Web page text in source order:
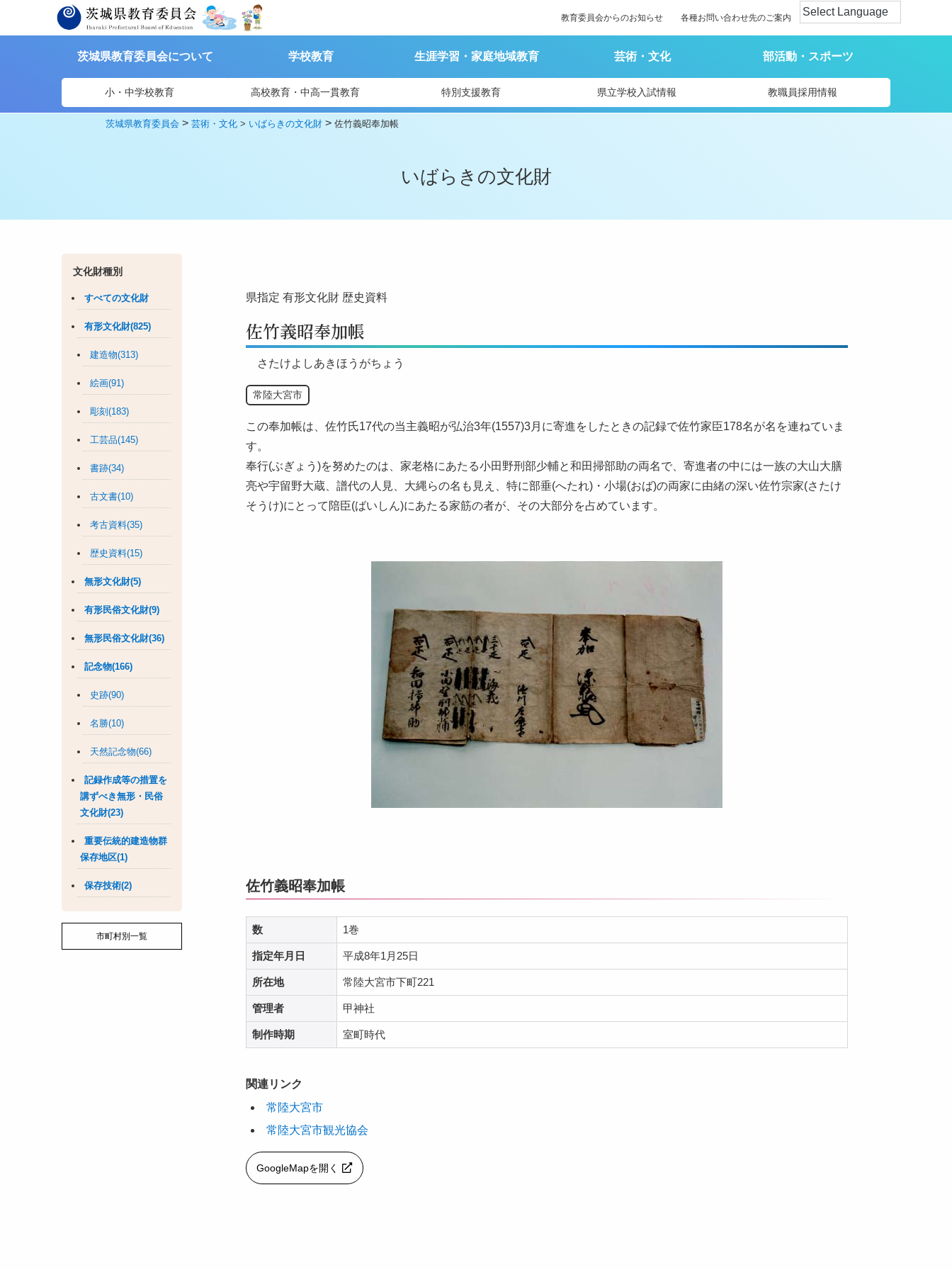
教育委員会からのお知らせ 各種お問い合わせ先のご案内
茨城県教育委員会について 学校教育 生涯学習・家庭地域教育 芸術・文化 部活動・スポーツ
小・中学校教育 高校教育・中高一貫教育 特別支援教育 県立学校入試情報 教職員採用情報
茨城県教育委員会 >芸術・文化 > いばらきの文化財 >佐竹義昭奉加帳
いばらきの文化財
文化財種別
すべての文化財
有形文化財(825)
建造物(313)
絵画(91)
彫刻(183)
工芸品(145)
書跡(34)
古文書(10)
考古資料(35)
歴史資料(15)
無形文化財(5)
有形民俗文化財(9)
無形民俗文化財(36)
記念物(166)
史跡(90)
名勝(10)
天然記念物(66)
記録作成等の措置を
講ずべき無形・民俗
文化財(23)
重要伝統的建造物群
保存地区(1)
保存技術(2)
市町村別一覧
県指定 有形文化財 歴史資料
佐竹義昭奉加帳
さたけよしあきほうがちょう
常陸大宮市
この奉加帳は、佐竹氏17代の当主義昭が弘治3年(1557)3月に寄進をしたときの記録で佐竹家臣178名が名を連ねていま
す。
奉行(ぶぎょう)を努めたのは、家老格にあたる小田野刑部少輔と和田掃部助の両名で、寄進者の中には一族の大山大膳
亮や宇留野大蔵、譜代の人見、大縄らの名も見え、特に部垂(へたれ)・小場(おば)の両家に由緒の深い佐竹宗家(さたけ
そうけ)にとって陪臣(ばいしん)にあたる家筋の者が、その大部分を占めています。
佐竹義昭奉加帳
数 1巻
指定年月日 平成8年1月25日
所在地 常陸大宮市下町221
管理者 甲神社
制作時期 室町時代
関連リンク
常陸大宮市
常陸大宮市観光協会
GoogleMapを開く